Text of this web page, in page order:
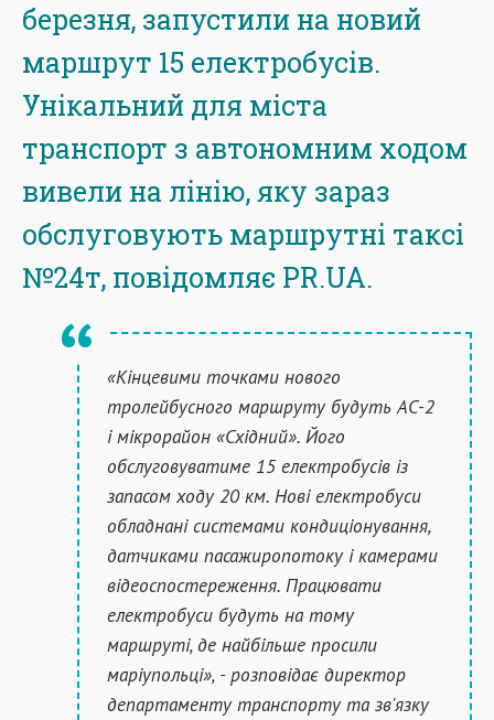
березня, запустили на новий
маршрут 15 електробусів.
Унікальний для міста
транспорт з автономним ходом
вивели на лінію, яку зараз
обслуговують маршрутні таксі
№24т, повідомляє PR.UA.
«Кінцевими точками нового
тролейбусного маршруту будуть АС-2
і мікрорайон «Східний». Його
обслуговуватиме 15 електробусів із
запасом ходу 20 км. Нові електробуси
обладнані системами кондиціонування,
датчиками пасажиропотоку і камерами
відеоспостереження. Працювати
електробуси будуть на тому
маршруті, де найбільше просили
маріупольці», - розповідає директор
департаменту транспорту та зв'язку